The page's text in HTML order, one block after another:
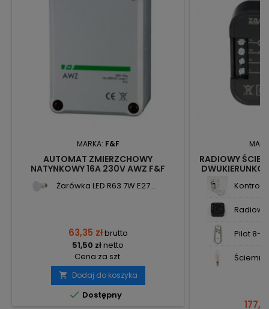
MARKA: F&F
AUTOMAT ZMIERZCHOWY
NATYNKOWY 16A 230V AWZ F&F
Żarówka LED R63 7W E27...
63,35 złbrutto
51,50 złnetto
Cena za szt.
 Dodaj do koszyka
 Dostępny
RADIOWY
Kontroler
Pilot 8-